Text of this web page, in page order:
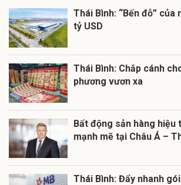
Thái Bình: “Bến đỗ” của
tỷ USD
Thái Bình: Chắp cánh
phương vươn xa
Bất động sản hàng hiệu
mạnh mẽ tại Châu Á –
Thái Bình: Đẩy nhanh